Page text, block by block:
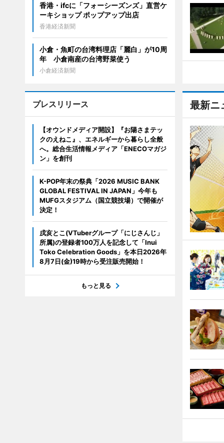
最新ニ
香港・ifcに「フォーシーズンズ」直営ケ
ーキショップ ポップアップ出店
香港経済新聞
小倉・魚町の台湾料理店「麗白」が10周
年 小倉南産の台湾野菜使う
小倉経済新聞
プレスリリース
【オウンドメディア開設】『お陽さまテッ
クのえねこ』、エネルギーから暮らし全般
へ。総合生活情報メディア「ENECOマガジ
ン」を創刊
K-POP年末の祭典「2026 MUSIC BANK
GLOBAL FESTIVAL IN JAPAN」今年も
MUFGスタジアム（国立競技場）で開催が
決定！
戌亥とこ(VTuberグループ「にじさんじ」
所属)の登録者100万人を記念して「Inui
Toko Celebration Goods」を本日2026年
8月7日(金)19時から受注販売開始！
もっと見る